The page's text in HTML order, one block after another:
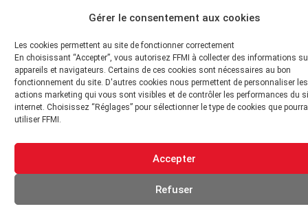
Gérer le consentement aux cookies
Les cookies permettent au site de fonctionner correctement
En choisissant “Accepter”, vous autorisez FFMI à collecter des informations
appareils et navigateurs. Certains de ces cookies sont nécessaires au bon
fonctionnement du site. D'autres cookies nous permettent de personnaliser les
actions marketing qui vous sont visibles et de contrôler les performances du
internet. Choisissez “Réglages” pour sélectionner le type de cookies que
utiliser FFMI.
Accepter
Refuser